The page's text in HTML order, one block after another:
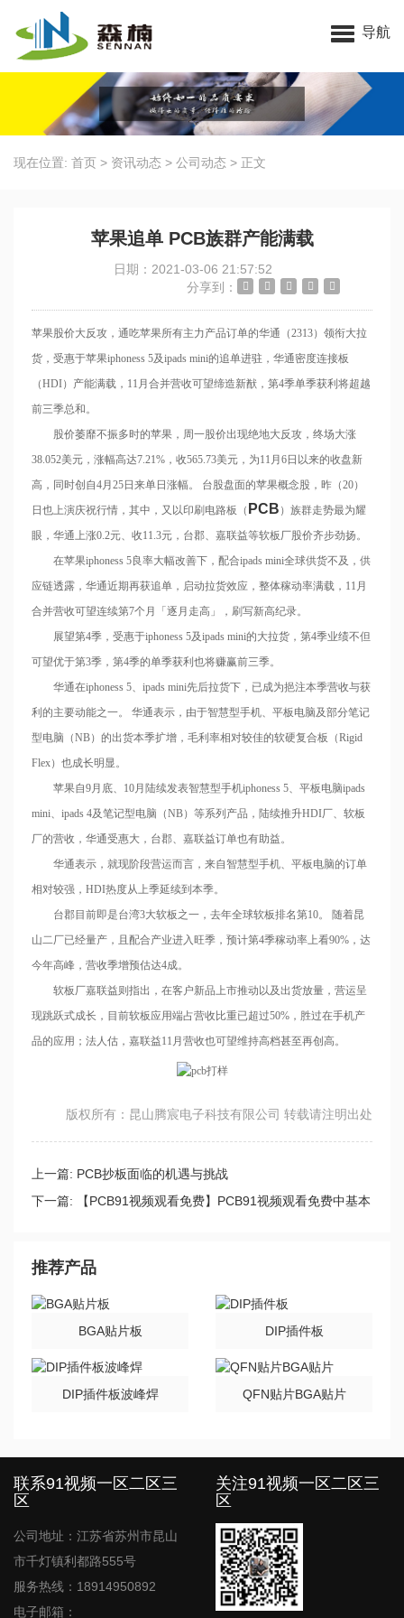
苏州91视频一区二区三区科技有限公司
导航
现在位置: 首页 > 资讯动态 > 公司动态 > 正文
苹果追单 PCB族群产能满载
日期：2021-03-06 21:57:52
分享到：
苹果股价大反攻，通吃苹果所有主力产品订单的华通（2313）领衔大拉
货，受惠于苹果iphoness 5及ipads mini的追单进驻，华通密度连接板
（HDI）产能满载，11月合并营收可望缔造新猷，第4季单季获利将超越
前三季总和。
股价萎靡不振多时的苹果，周一股价出现绝地大反攻，终场大涨
38.052美元，涨幅高达7.21%，收565.73美元，为11月6日以来的收盘新
高，同时创自4月25日来单日涨幅。 台股盘面的苹果概念股，昨（20）
日也上演庆祝行情，其中，又以印刷电路板（ PCB ）族群走势最为耀
眼，华通上涨0.2元、收11.3元，台郡、嘉联益等软板厂股价齐步劲扬。
在苹果iphoness 5良率大幅改善下，配合ipads mini全球供货不及，供
应链透露，华通近期再获追单，启动拉货效应，整体稼动率满载，11月
合并营收可望连续第7个月「逐月走高」，刷写新高纪录。
展望第4季，受惠于iphoness 5及ipads mini的大拉货，第4季业绩不但
可望优于第3季，第4季的单季获利也将赚赢前三季。
华通在iphoness 5、ipads mini先后拉货下，已成为挹注本季营收与获
利的主要动能之一。 华通表示，由于智慧型手机、平板电脑及部分笔记
型电脑（NB）的出货本季扩增，毛利率相对较佳的软硬复合板（Rigid
Flex）也成长明显。
苹果自9月底、10月陆续发表智慧型手机iphoness 5、平板电脑ipads
mini、ipads 4及笔记型电脑（NB）等系列产品，陆续推升HDI厂、软板
厂的营收，华通受惠大，台郡、嘉联益订单也有助益。
华通表示，就现阶段营运而言，来自智慧型手机、平板电脑的订单
相对较强，HDI热度从上季延续到本季。
台郡目前即是台湾3大软板之一，去年全球软板排名第10。 随着昆
山二厂已经量产，且配合产业进入旺季，预计第4季稼动率上看90%，达
今年高峰，营收季增预估达4成。
软板厂嘉联益则指出，在客户新品上市推动以及出货放量，营运呈
现跳跃式成长，目前软板应用端占营收比重已超过50%，胜过在手机产
品的应用；法人估，嘉联益11月营收也可望维持高档甚至再创高。
版权所有：昆山腾宸电子科技有限公司 转载请注明出处
上一篇: PCB抄板面临的机遇与挑战
下一篇:
【PCB91视频观看免费】PCB91视频观看免费中基本
推荐产品
BGA贴片板 DIP插件板
DIP插件板波峰焊 QFN贴片BGA贴片
联系91视频一区二区三
区
公司地址：江苏省苏州市昆山
市千灯镇利都路555号
服务热线：18914950892
电子邮箱：
关注91视频一区二区三
区